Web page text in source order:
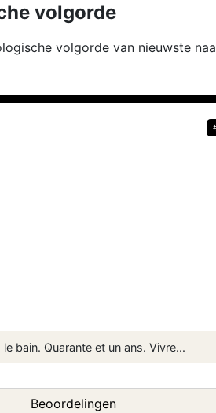
volgorde
volgorde van nieuwste
bain. Quarante et un ans. Vivre...
Beoordelingen